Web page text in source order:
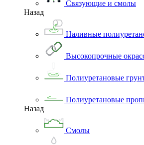
Связующие и смолы
Назад
Наливные
Высокопрочные
Полиуретановые
Полиуретановые
Назад
Смолы